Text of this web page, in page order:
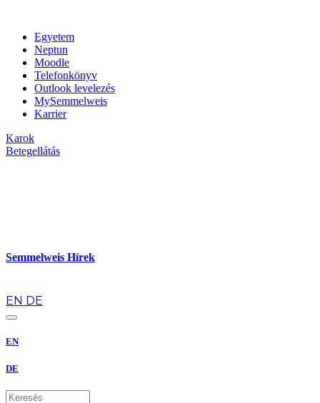
Egyetem
Neptun
Moodle
Telefonkönyv
Outlook levelezés
MySemmelweis
Karrier
Karok
Betegellátás
Semmelweis Hírek
EN DE
EN
DE